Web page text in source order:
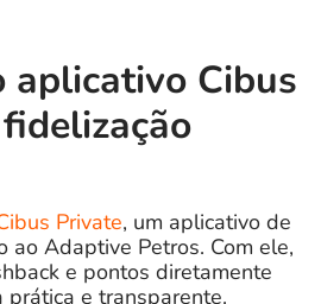
aplicativo Cibus
Private, um aplicativo de
Adaptive Petros. Com ele,
e pontos diretamente
prática e transparente.